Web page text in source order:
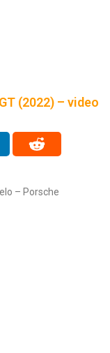
(2022) – video
– Porsche